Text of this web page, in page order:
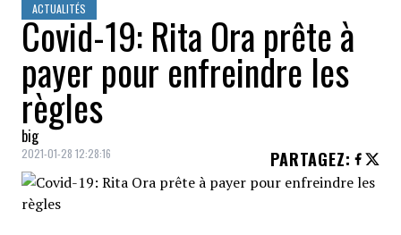
ACTUALITÉS
Covid-19: Rita Ora prête à
payer pour enfreindre les
règles
big
2021-01-28 12:28:16 PARTAGEZ: